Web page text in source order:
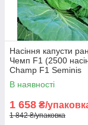
Насіння капусти
Чемп F1 (2500
Champ F1 Seminis
В наявності
1 658 ₴/
1 842 ₴/упаковка